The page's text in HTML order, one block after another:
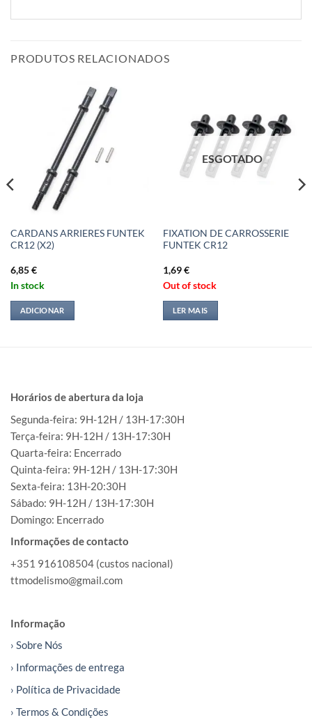
PRODUTOS RELACIONADOS
CARDANS ARRIERES FUNTEK
CR12 (X2)
6,85€
In stock
ADICIONAR
ESGOTADO
FIXATION DE CARROSSERIE
FUNTEK CR12
1,69€
Out of stock
LER MAIS
Horários de abertura da loja
Segunda-feira: 9H-12H / 13H-17:30H
Terça-feira: 9H-12H / 13H-17:30H
Quarta-feira: Encerrado
Quinta-feira: 9H-12H / 13H-17:30H
Sexta-feira: 13H-20:30H
Sábado: 9H-12H / 13H-17:30H
Domingo: Encerrado
Informações de contacto
+351 916108504 (custos nacional)
ttmodelismo@gmail.com
Informação
› Sobre Nós
› Informações de entrega
› Política de Privacidade
› Termos & Condições